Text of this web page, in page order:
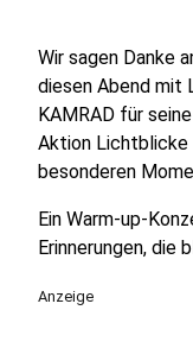
Wir sagen Danke
diesen Abend mit
KAMRAD für
Aktion Lichtblicke
besonderen
Ein Warm-up-
Erinnerungen, die
Anzeige